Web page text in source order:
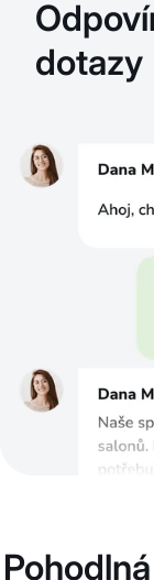
dotazy